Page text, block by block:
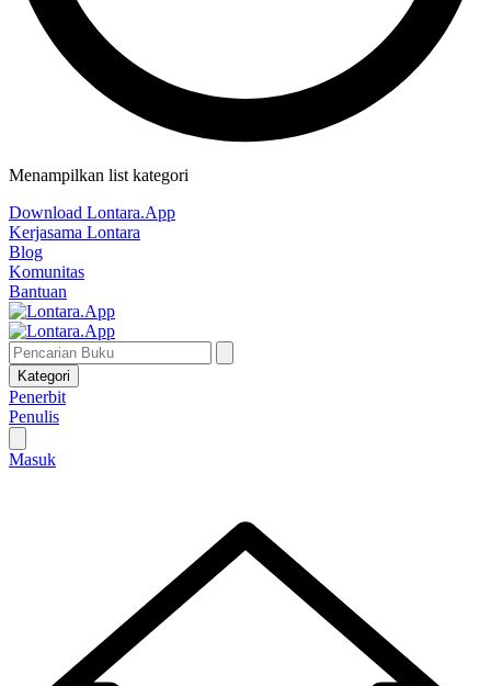
Menampilkan list kategori
Download Lontara.App
Kerjasama Lontara
Blog
Komunitas
Bantuan
Kategori
Penerbit
Penulis
Masuk